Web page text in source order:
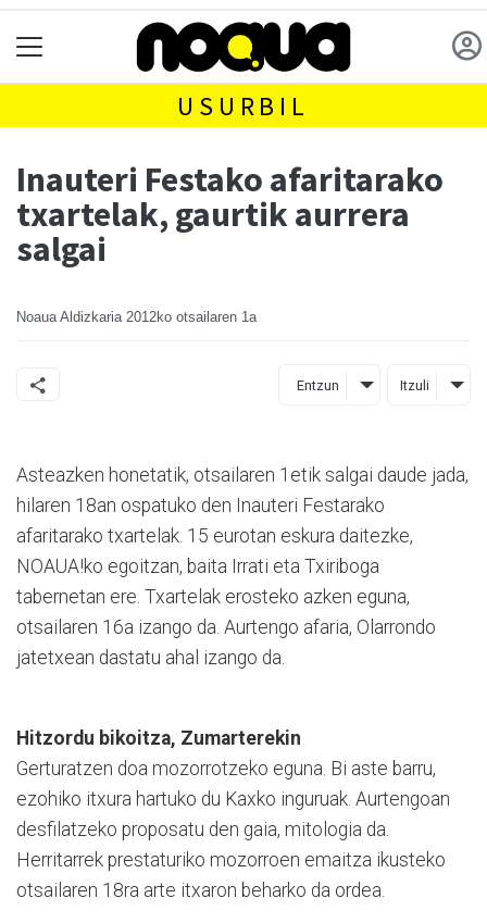
USURBIL
Inauteri Festako afaritarako
txartelak, gaurtik aurrera
salgai
Noaua Aldizkaria 2012ko otsailaren 1a
Entzun Itzuli
Asteazken honetatik, otsailaren 1etik salgai daude jada,
hilaren 18an ospatuko den Inauteri Festarako
afaritarako txartelak. 15 eurotan eskura daitezke,
NOAUA!ko egoitzan, baita Irrati eta Txiriboga
tabernetan ere. Txartelak erosteko azken eguna,
otsailaren 16a izango da. Aurtengo afaria, Olarrondo
jatetxean dastatu ahal izango da.
Hitzordu bikoitza, Zumarterekin
Gerturatzen doa mozorrotzeko eguna. Bi aste barru,
ezohiko itxura hartuko du Kaxko inguruak. Aurtengoan
desfilatzeko proposatu den gaia, mitologia da.
Herritarrek prestaturiko mozorroen emaitza ikusteko
otsailaren 18ra arte itxaron beharko da ordea.